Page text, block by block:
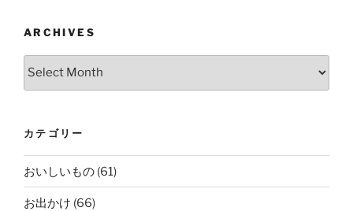
ARCHIVES
カテゴリー
おいしいもの (61)
お出かけ (66)